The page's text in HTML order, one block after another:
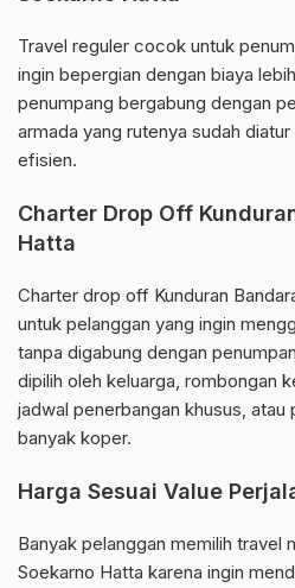
Travel reguler cocok untuk
ingin bepergian dengan biaya
penumpang bergabung dengan
armada yang rutenya sudah
efisien.
Charter Drop Off
Hatta
Charter drop off Kunduran
untuk pelanggan yang ingin
tanpa digabung dengan
dipilih oleh keluarga, rombongan
jadwal penerbangan khusus,
banyak koper.
Harga Sesuai Value
Banyak pelanggan memilih travel
Soekarno Hatta karena ingin